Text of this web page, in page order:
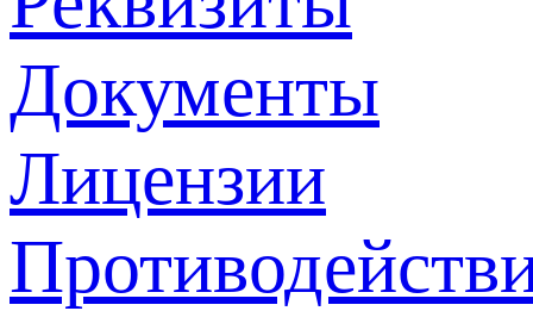
Документы
Лицензии